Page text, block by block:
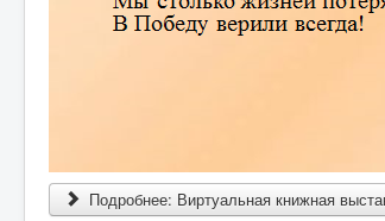
Подробнее: Виртуальная книжная